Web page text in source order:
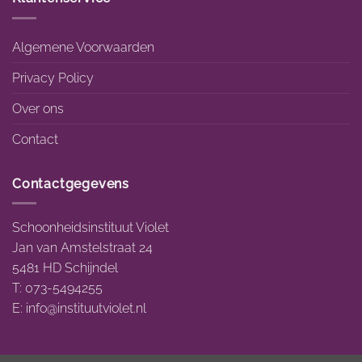
Algemene Voorwaarden
Privacy Policy
Over ons
Contact
Contactgegevens
Schoonheidsinstituut Violet
Jan van Amstelstraat 24
5481 HD Schijndel
T: 073-5494255
E: info@instituutviolet.nl